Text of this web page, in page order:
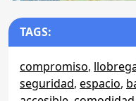
TAGS:
compromiso,
seguridad, espacio,